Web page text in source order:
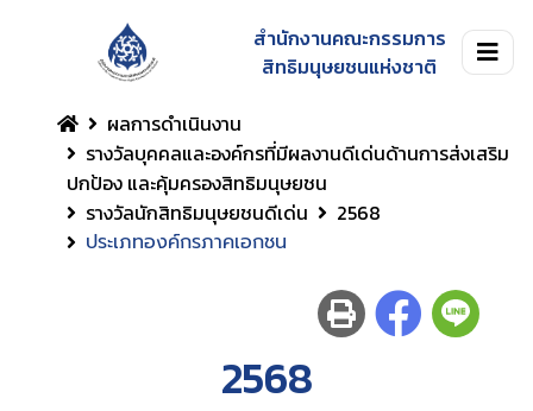
สำนักงานคณะกรรมการ
สิทธิมนุษยชนแห่งชาติ
ผลการดำเนินงาน
รางวัลบุคคลและองค์กรที่มีผลงานดีเด่นด้านการส่งเสริม
ปกป้อง และคุ้มครองสิทธิมนุษยชน
รางวัลนักสิทธิมนุษยชนดีเด่น
2568
ประเภทองค์กรภาคเอกชน
2568